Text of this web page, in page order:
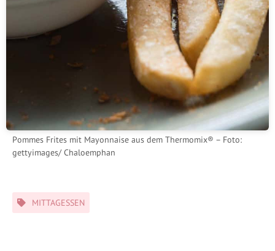
Pommes Frites mit Mayonnaise aus dem Thermomix® – Foto:
gettyimages/ Chaloemphan
Schlagwörter
MITTAGESSEN